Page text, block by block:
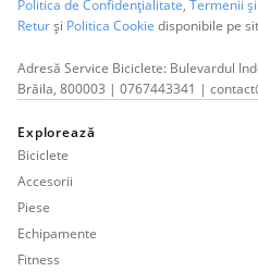
Politica de Confidențialitate, Termenii
Returși Politica Cookie disponibile pe
Adresă Service Biciclete: Bulevardul
Brăila, 800003 | 0767443341 |
Explorează
Biciclete
Accesorii
Piese
Echipamente
Fitness